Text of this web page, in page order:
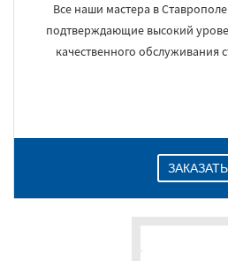
Все наши мастера в
подтверждающие высокий
качественного обслуживания
ЗАКАЗАТЬ